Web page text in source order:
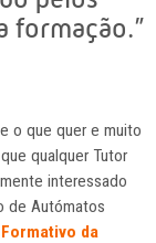
formação.”
o que quer e muito
qualquer Tutor
interessado
de Autómatos
da